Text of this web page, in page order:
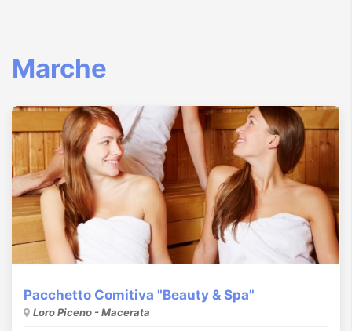
Marche
Pacchetto Comitiva "Beauty & Spa"
Loro Piceno - Macerata